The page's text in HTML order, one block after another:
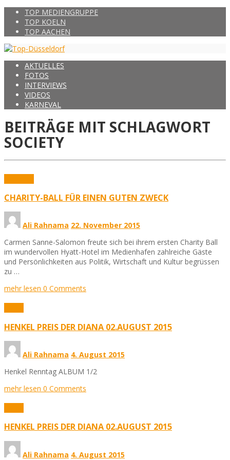
TOP MEDIENGRUPPE
TOP KOELN
TOP AACHEN
AKTUELLES
FOTOS
INTERVIEWS
VIDEOS
KARNEVAL
BEITRÄGE MIT SCHLAGWORT
SOCIETY
CHARITY-BALL FÜR EINEN GUTEN ZWECK
Ali Rahnama 22. November 2015
Carmen Sanne-Salomon freute sich bei ihrem ersten Charity Ball
im wundervollen Hyatt-Hotel im Medienhafen zahlreiche Gäste
und Persönlichkeiten aus Politik, Wirtschaft und Kultur begrüssen
zu …
mehr lesen 0 Comments
HENKEL PREIS DER DIANA 02.AUGUST 2015
Ali Rahnama 4. August 2015
Henkel Renntag ALBUM 1/2
mehr lesen 0 Comments
HENKEL PREIS DER DIANA 02.AUGUST 2015
Ali Rahnama 4. August 2015